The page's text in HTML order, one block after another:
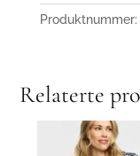
Produktnummer:
Relaterte